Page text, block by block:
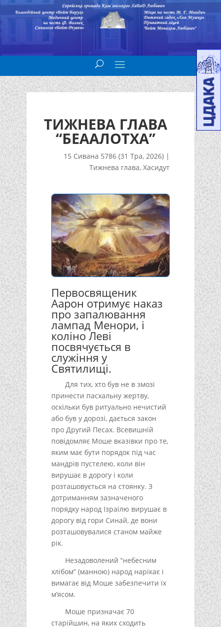
ТИЖНЕВА ГЛАВА
“БЕААЛОТХА”
15 Сивана 5786 (31 Тра, 2026) |
Тижнева глава,Хасидут
Первосвященик
Аарон отримує наказ
про запалювання
лампад Менори, і
коліно Леві
посвячується в
служіння у
Святилищі.
Для тих, хто був не в змозі
принести пасхальну жертву,
оскільки був ритуально нечистий
або був у дорозі, дається закон
про Другий Песах. Всевишній
повідомляє Моше вказівки про те,
яким має бути порядок під час
мандрів пустелею, коли він
вирушає в дорогу і коли
розташовується на стоянку. З
дотриманням зазначеного
порядку народ Ізраїлю вирушає в
дорогу від гори Синай, де вони
розташовувалися станом майже
рік.
Незадоволений “небесним
хлібом” (манною) народ нарікає і
вимагає від Моше забезпечити їх
м’ясом.
Моше призначає 70
старійшин, на яких сходить